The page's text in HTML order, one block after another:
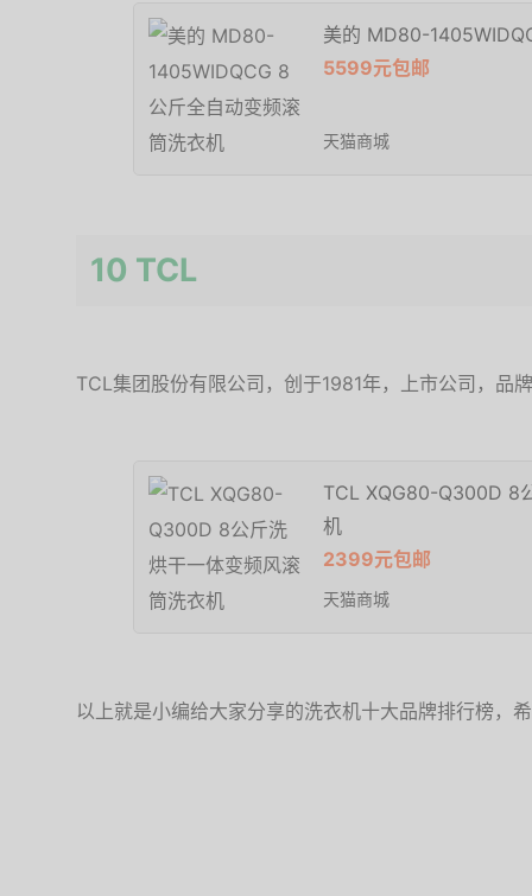
美的 MD80-
5599元包邮
天猫商城
10 TCL
TCL集团股份有限公司，创于1981年，上市公司，品
TCL XQG80-Q300D 8
机
2399元包邮
天猫商城
以上就是小编给大家分享的洗衣机十大品牌排行榜，